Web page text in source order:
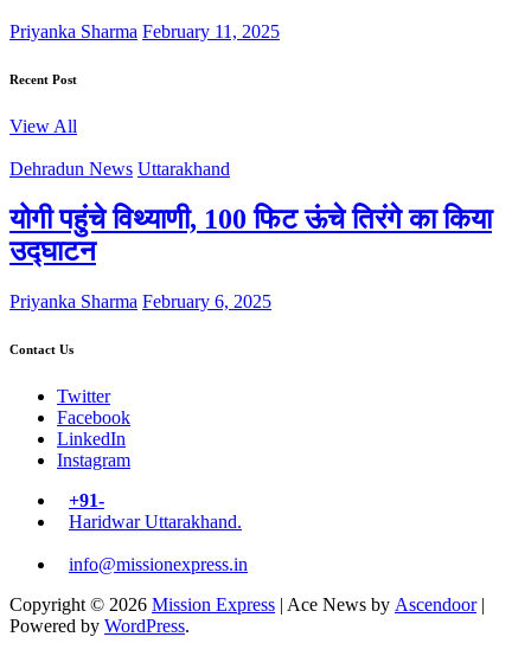
Priyanka Sharma February 11, 2025
Recent Post
View All
Dehradun News Uttarakhand
योगी पहुंचे विथ्याणी, 100 फिट ऊंचे तिरंगे का किया
उद्घाटन
Priyanka Sharma February 6, 2025
Contact Us
Twitter
Facebook
LinkedIn
Instagram
+91-
Haridwar Uttarakhand.
info@missionexpress.in
Copyright © 2026 Mission Express | Ace News by Ascendoor|
Powered by WordPress.